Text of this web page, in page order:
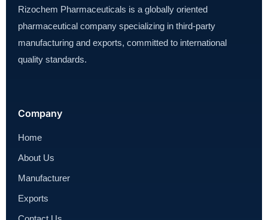
Rizochem Pharmaceuticals is a globally oriented
pharmaceutical company specializing in third-party
manufacturing and exports, committed to international
quality standards.
Company
Home
About Us
Manufacturer
Exports